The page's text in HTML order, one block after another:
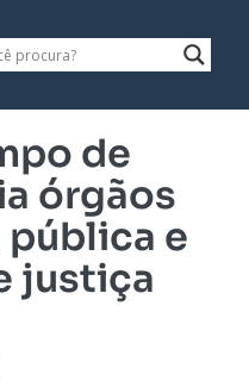
de
órgãos
pública e
justiça